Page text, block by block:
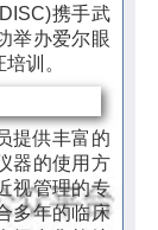
携手武
举办爱尔眼
训 。
提供丰富的
器的使用方
视管理的专
多年的临床